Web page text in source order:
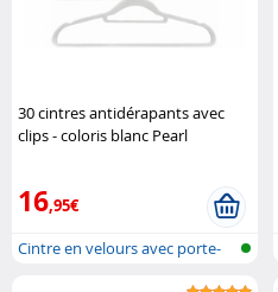
30 cintres antidérapants avec
clips - coloris blanc Pearl
16,95€
Cintre en velours avec porte-